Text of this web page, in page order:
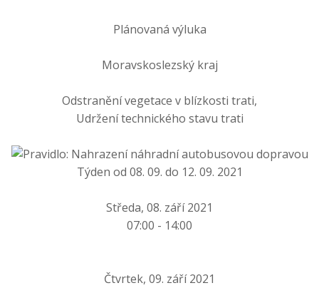
Plánovaná výluka
Moravskoslezský kraj
Odstranění vegetace v blízkosti trati,
Udržení technického stavu trati
Týden od 08. 09. do 12. 09. 2021
Středa, 08. září 2021
07:00 - 14:00
Čtvrtek, 09. září 2021